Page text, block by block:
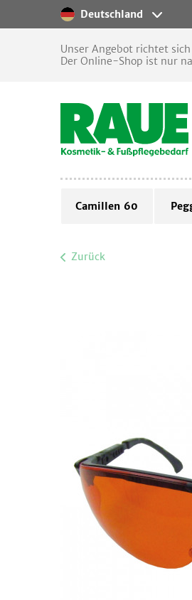
Deutschland
Unser Angebot richtet
Der Online-Shop ist nur
Camillen 60
Zurück